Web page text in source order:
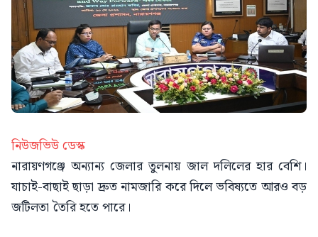
নিউজভিউ ডেস্ক
নারায়ণগঞ্জে অন্যান্য জেলার তুলনায় জাল দলিলের হার বেশি।
যাচাই-বাছাই ছাড়া দ্রুত নামজারি করে দিলে ভবিষ্যতে আরও বড়
জটিলতা তৈরি হতে পারে।